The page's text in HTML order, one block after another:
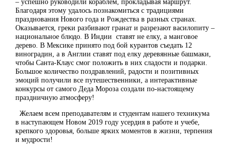
– успешно руководили кораблем, прокладывая маршрут.
Благодаря этому удалось познакомиться с традициями
празднования Нового года и Рождества в разных странах.
Оказывается, греки разбивают гранат и разрезают василопиту –
национальное блюдо. В Индии ставят не елку, а манговое
дерево. В Мексике принято под бой курантов съедать 12
виноградин, а в Англии ставят под елку деревянные башмаки,
чтобы Санта-Клаус смог положить в них сладости и подарки.
Большое количество поздравлений, радости и позитивных
эмоций получили все путешественники, а интерактивные
конкурсы от самого Деда Мороза создали по-настоящему
праздничную атмосферу!
Желаем всем преподавателям и студентам нашего техникума
в наступающем Новом 2019 году усердия в работе и учебе,
крепкого здоровья, больше ярких моментов в жизни, терпения
и мудрости!